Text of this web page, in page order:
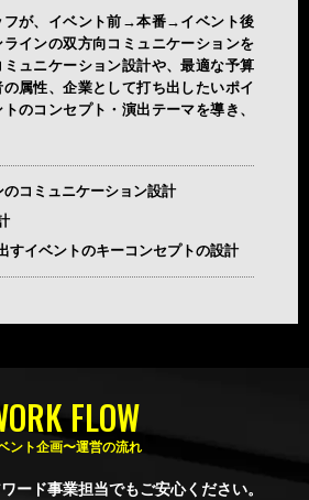
フが、イベント前→本番→イベント後
インの双方向コミュニケーションを
ュニケーション設計や、最適な予算
属性、企業として打ち出したいポイ
のコンセプト・演出テーマを導き、
のコミュニケーション設計
すイベントのキーコンセプトの設計
ント企画〜運営の流れ
FLOW
ード事業担当でもご安心ください。